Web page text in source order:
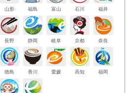
山形 福島 富山 石川 福井
長野 静岡 岐阜 京都 奈良
徳島 香川 愛媛 高知 福岡